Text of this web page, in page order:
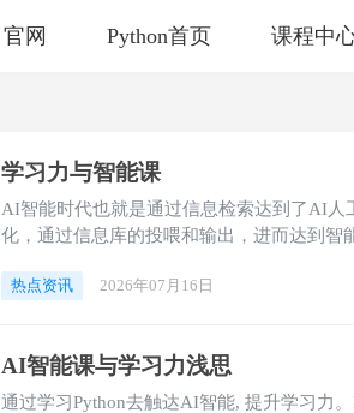
官网 Python首页 课程中
学习力与智能课
AI智能时代也就是通过信息检索达到了AI人
化，通过信息库的投喂和输出，进而达到智
热点资讯 2026年07月16日
AI智能课与学习力浅思
通过学习Python去触达AI智能, 提升学习力